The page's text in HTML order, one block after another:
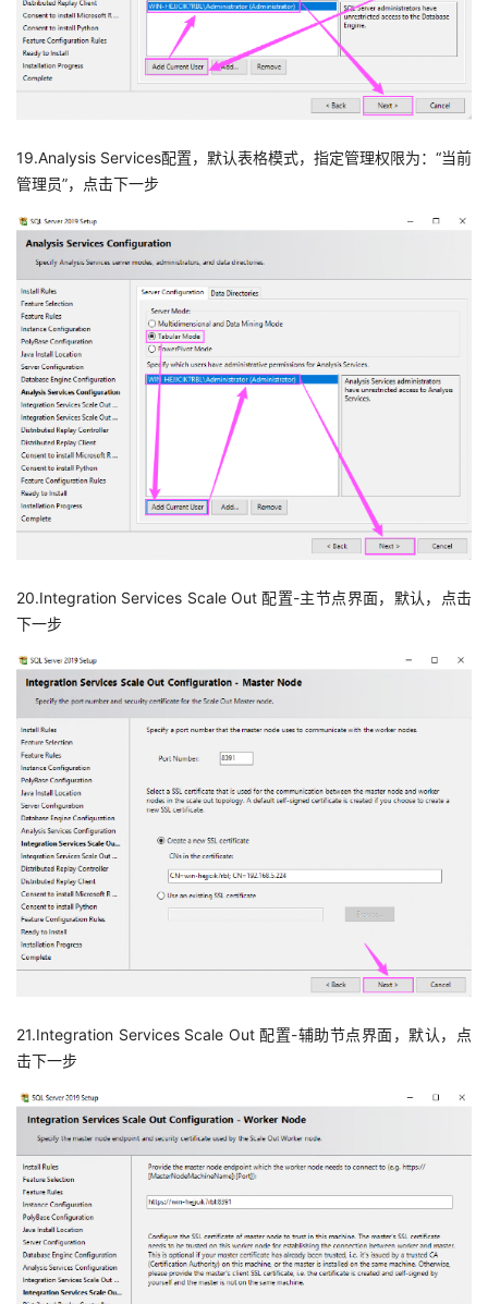
19.Analysis Services配置，默认表格模式，指定管理权限为：“当前
管理员”，点击下一步
20.Integration Services Scale Out 配置-主节点界面，默认，点击
下一步
21.Integration Services Scale Out 配置-辅助节点界面，默认，点
击下一步